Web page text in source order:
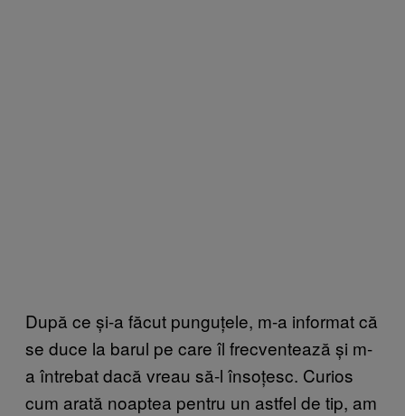
După ce și-a făcut punguțele, m-a informat că
se duce la barul pe care îl frecventează și m-
a întrebat dacă vreau să-l însoțesc. Curios
cum arată noaptea pentru un astfel de tip, am